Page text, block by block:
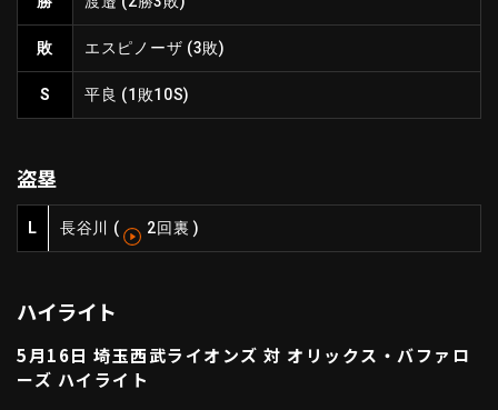
ファーム中地区
ファーム西地区
交流戦
東北楽天ゴールデンイーグルス
埼玉西武ライオンズ
千葉ロッテマリーンズ
オリックス・バファローズ
設定
敗 エスピノーザ (3敗)
S 平良 (1敗10S)
盗塁
L 長谷川 ( 2回裏 )
ハイライト
5月16日 埼玉西武ライオンズ 対 オリックス・バファロ
ーズ ハイライト